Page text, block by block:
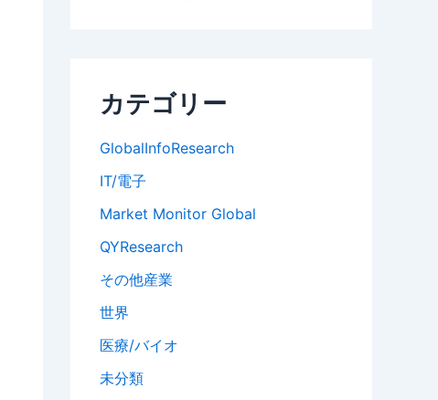
カテゴリー
GlobalInfoResearch
IT/電子
Market Monitor Global
QYResearch
その他産業
世界
医療/バイオ
未分類